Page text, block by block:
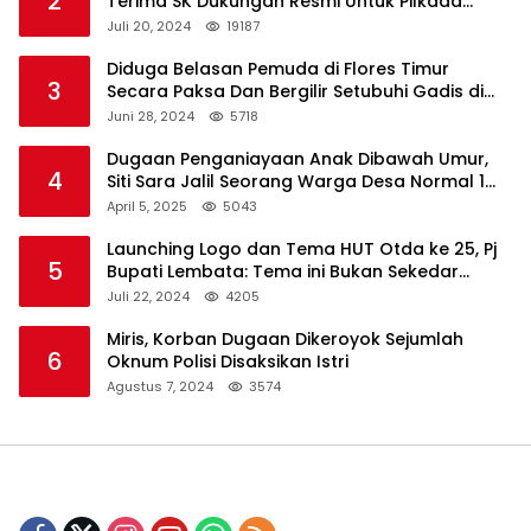
Lembata
Juli 20, 2024 19187
3
Diduga Belasan Pemuda di Flores Timur
Secara Paksa Dan Bergilir Setubuhi Gadis di
Bawah Umur
Juni 28, 2024 5718
4
Dugaan Penganiayaan Anak Dibawah Umur,
Siti Sara Jalil Seorang Warga Desa Normal 1
Melapor ke Polisi
April 5, 2025 5043
5
Launching Logo dan Tema HUT Otda ke 25, Pj
Bupati Lembata: Tema ini Bukan Sekedar
Refleksi Semalam
Juli 22, 2024 4205
6
Miris, Korban Dugaan Dikeroyok Sejumlah
Oknum Polisi Disaksikan Istri
Agustus 7, 2024 3574